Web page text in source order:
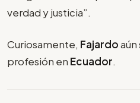
verdad y justicia”.
Curiosamente, Fajardo
profesión en Ecuador.